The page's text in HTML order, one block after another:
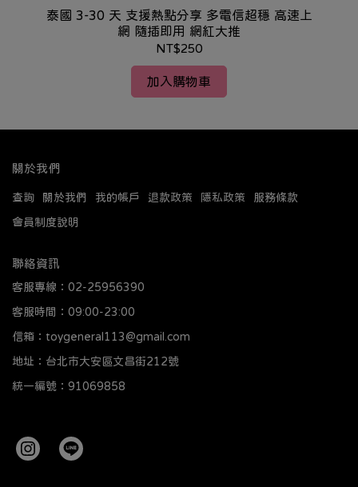
泰國 3-30 天 支援熱點分享 多電信超穩 高速上
網 隨插即用 網紅大推
NT$250
加入購物車
關於我們
查詢 關於我們 我的帳戶 退款政策 隱私政策
服務條款
會員制度說明
聯絡資訊
客服專線：02-25956390
客服時間：09:00-23:00
信箱：toygeneral113@gmail.com
地址：台北市大安區文昌街212號
統一編號：91069858